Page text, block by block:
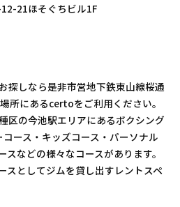
21ほそぐちビル1F
探しなら是非市営地下鉄東山線桜通
所にあるcertoをご利用ください。
区の今池駅エリアにあるボクシング
ース・キッズコース・パーソナル
などの様々なコースがあります。
スとしてジムを貸し出すレントスペ